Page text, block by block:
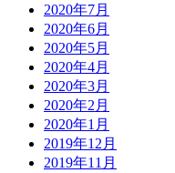
2020年7月
2020年6月
2020年5月
2020年4月
2020年3月
2020年2月
2020年1月
2019年12月
2019年11月